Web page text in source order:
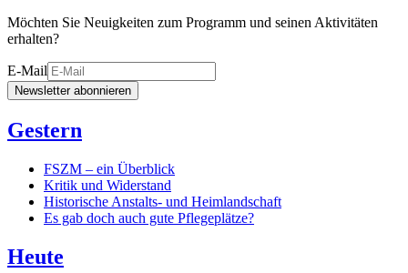
Möchten Sie Neuigkeiten zum Programm und seinen Aktivitäten
erhalten?
E-Mail
Newsletter abonnieren
Gestern
FSZM – ein Überblick
Kritik und Widerstand
Historische Anstalts- und Heimlandschaft
Es gab doch auch gute Pflegeplätze?
Heute